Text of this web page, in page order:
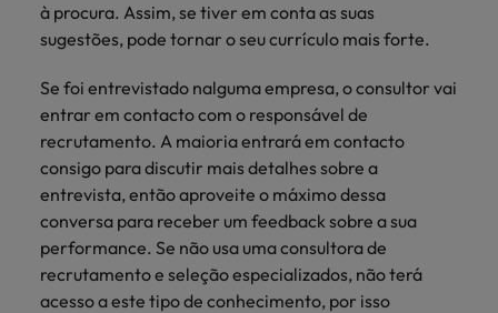
à procura. Assim, se tiver em conta as suas
sugestões, pode tornar o seu currículo mais forte.
Se foi entrevistado nalguma empresa, o consultor vai
entrar em contacto com o responsável de
recrutamento. A maioria entrará em contacto
consigo para discutir mais detalhes sobre a
entrevista, então aproveite o máximo dessa
conversa para receber um feedback sobre a sua
performance. Se não usa uma consultora de
recrutamento e seleção especializados, não terá
acesso a este tipo de conhecimento, por isso